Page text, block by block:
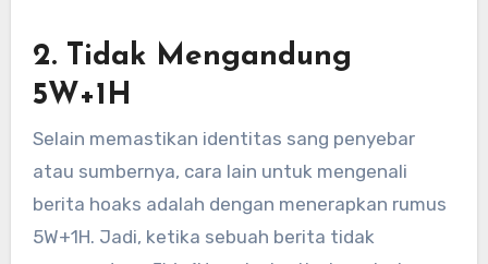
2. Tidak Mengandung
5W+1H
Selain memastikan identitas sang penyebar
atau sumbernya, cara lain untuk mengenali
berita hoaks adalah dengan menerapkan rumus
5W+1H. Jadi, ketika sebuah berita tidak